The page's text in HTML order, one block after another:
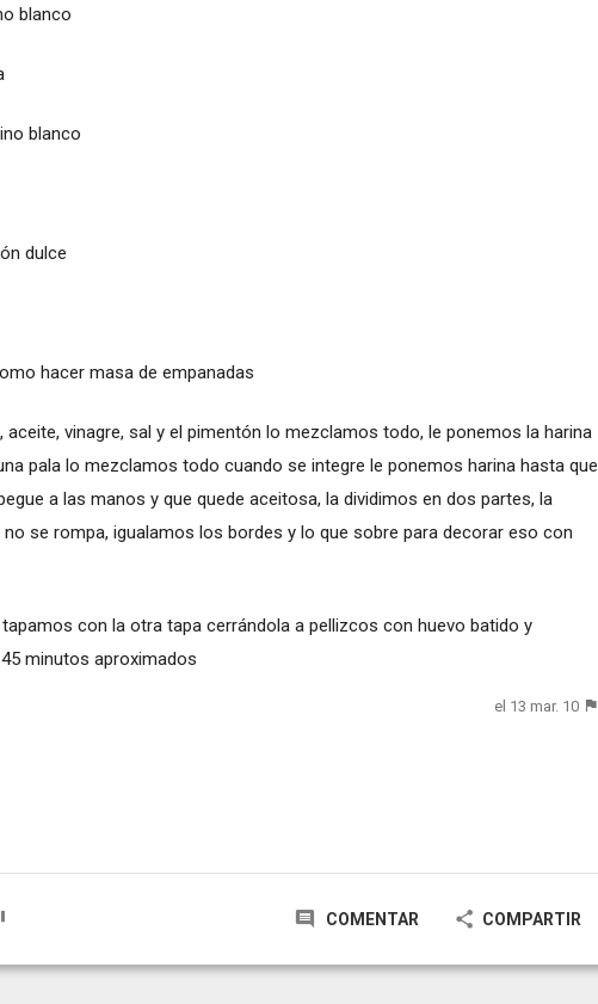
blanco
blanco
dulce
hacer masa de empanadas
aceite, vinagre, sal y el pimentón lo mezclamos todo, le ponemos la harina
pala lo mezclamos todo cuando se integre le ponemos harina hasta que
a las manos y que quede aceitosa, la dividimos en dos partes, la
se rompa, igualamos los bordes y lo que sobre para decorar eso con
con la otra tapa cerrándola a pellizcos con huevo batido y
minutos aproximados
el 13 mar. 10
COMENTAR COMPARTIR